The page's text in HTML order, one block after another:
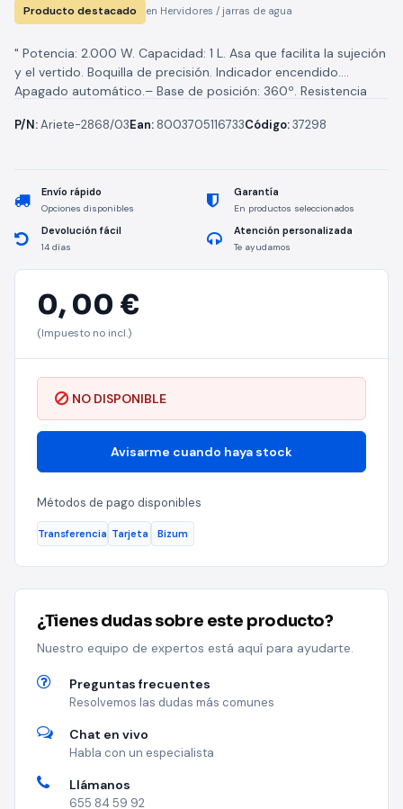
Producto destacado en Hervidores / jarras de agua
" Potencia: 2.000 W. Capacidad: 1 L. Asa que facilita la sujeción
y el vertido. Boquilla de precisión. Indicador encendido.
Apagado automático.– Base de posición: 360º. Resistencia
P/N:Ariete-2868/03Ean: 8003705116733Código:37298
Envío rápido
Opciones disponibles
Garantía
En productos seleccionados
Devolución fácil
14 días
Atención personalizada
Te ayudamos
0, 00 €
(Impuesto no incl.)
NO DISPONIBLE
Avisarme cuando haya stock
Métodos de pago disponibles
Transferencia Tarjeta Bizum
¿Tienes dudas sobre este producto?
Nuestro equipo de expertos está aquí para ayudarte.
Preguntas frecuentes
Resolvemos las dudas más comunes
Chat en vivo
Habla con un especialista
Llámanos
655 84 59 92